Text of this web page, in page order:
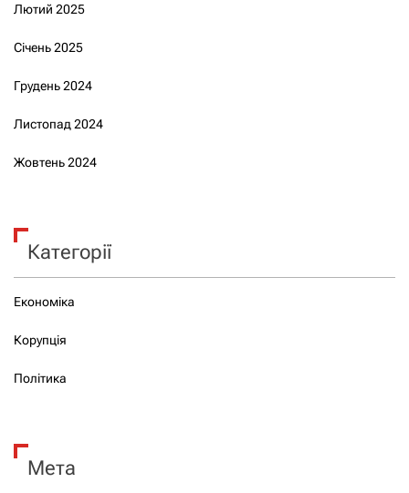
Лютий 2025
Січень 2025
Грудень 2024
Листопад 2024
Жовтень 2024
Категорії
Економіка
Корупція
Політика
Мета